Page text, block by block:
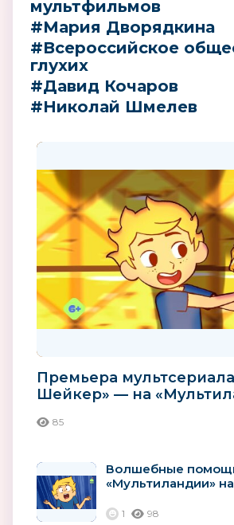
мультфильмов
#Мария Дворядкина
#Всероссийское
глухих
#Давид Кочаров
#Николай Шмелев
Премьера
Шейкер» — на
85
Волшебные
«Мультиландии»
1 98